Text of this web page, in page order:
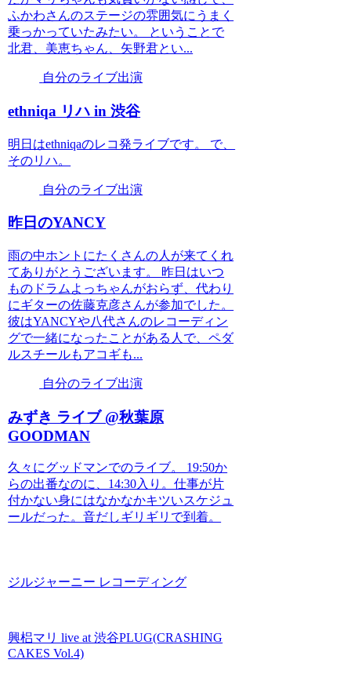
ふかわさんのステージの雰囲気にうまく
乗っかっていたみたい。 ということで
北君、美恵ちゃん、矢野君とい...
自分のライブ出演
ethniqa リハ in 渋谷
明日はethniqaのレコ発ライブです。 で、
そのリハ。
自分のライブ出演
昨日のYANCY
雨の中ホントにたくさんの人が来てくれ
てありがとうございます。 昨日はいつ
ものドラムよっちゃんがおらず、代わり
にギターの佐藤克彦さんが参加でした。
彼はYANCYや八代さんのレコーディン
グで一緒になったことがある人で、ペダ
ルスチールもアコギも...
自分のライブ出演
みずき ライブ @秋葉原
GOODMAN
久々にグッドマンでのライブ。 19:50か
らの出番なのに、14:30入り。仕事が片
付かない身にはなかなかキツいスケジュ
ールだった。音だしギリギリで到着。
ジルジャーニー レコーディング
興梠マリ live at 渋谷PLUG(CRASHING
CAKES Vol.4)